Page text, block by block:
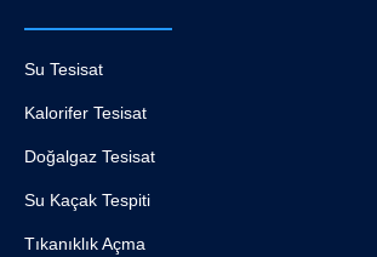
Su Tesisat
Kalorifer Tesisat
Doğalgaz Tesisat
Su Kaçak Tespiti
Tıkanıklık Açma